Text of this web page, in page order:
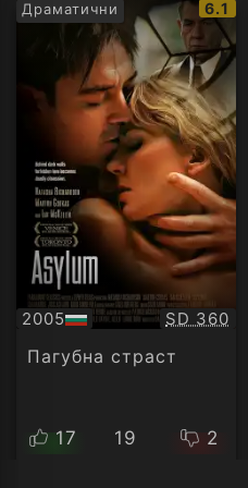
Драматични
IMDb
6.1
2005
БГ
аудио
Качество:
SD 360
Пагубна страст
17 19 2